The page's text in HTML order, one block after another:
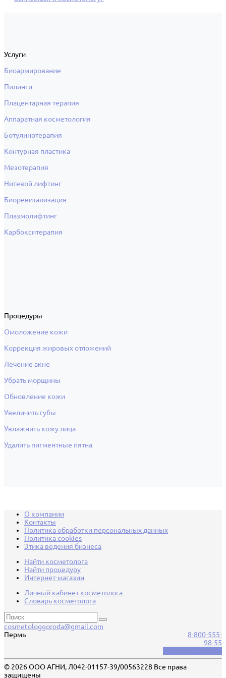
Услуги
Биоармирование
Пилинги
Плацентарная терапия
Аппаратная косметология
Ботулинотерапия
Контурная пластика
Мезотерапия
Нитевой лифтинг
Биоревитализация
Плазмолифтинг
Карбокситерапия
Процедуры
Омоложение кожи
Коррекция жировых отложений
Лечение акне
Убрать морщины
Обновление кожи
Увеличить губы
Увлажнить кожу лица
Удалить пигментные пятна
О компании
Контакты
Политика обработки персональных данных
Политика cookies
Этика ведения бизнеса
Найти косметолога
Найти процедуру
Интернет-магазин
Личный кабинет косметолога
Словарь косметолога
cosmetologgoroda@gmail.com
Пермь
8-800-555-
98-55
© 2026 ООО АГНИ, Л042-01157-39/00563228 Все права
защищены